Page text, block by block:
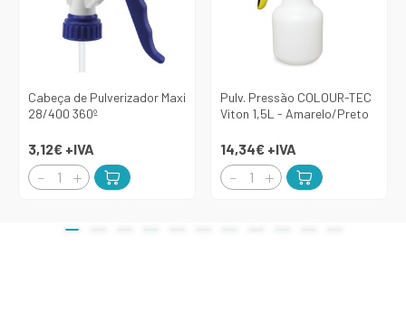
Cabeça de Pulverizador Maxi
28/400 360º
3,12€ +IVA
Pulv. Pressão COLOUR-TEC
Viton 1,5L - Amarelo/Preto
14,34€ +IVA